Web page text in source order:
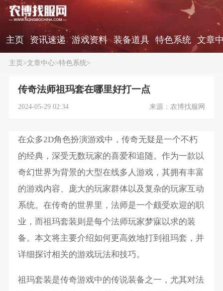
主页 资讯速递 游戏资料 装备道具 特色系统 文章
主页>文章中心>特色系统>
传奇法师祖玛套在哪里好打一点
2024-05-29 02:34 来源：农博找服网
在众多2D角色扮演游戏中，传奇无疑是一个不朽
的经典，深受无数玩家的喜爱和追随。作为一款以
奇幻世界为背景的大型在线多人游戏，其拥有丰富
的游戏内容、庞大的玩家群体以及复杂的玩家互动
系统。在传奇的世界里，法师是一个颇受欢迎的职
业，而祖玛套装则是每个法师玩家梦寐以求的装
备。本文将主要介绍如何更高效地打到祖玛套，并
详细探讨相关的游戏玩法和技巧。
祖玛套装是传奇游戏中的传说装备之一，尤其对法